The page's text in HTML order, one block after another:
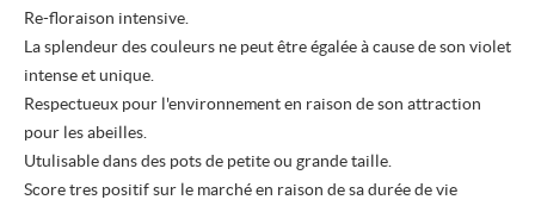
Re-floraison intensive.
La splendeur des couleurs ne peut être égalée à cause de son violet
intense et unique.
Respectueux pour l'environnement en raison de son attraction
pour les abeilles.
Utulisable dans des pots de petite ou grande taille.
Score tres positif sur le marché en raison de sa durée de vie